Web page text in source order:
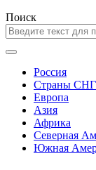
Поиск
Россия
Страны СНГ
Европа
Азия
Африка
Северная
Южная